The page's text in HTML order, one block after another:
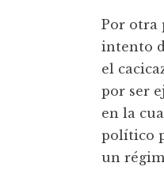
Por otra
intento
el
por ser
en la
político
un